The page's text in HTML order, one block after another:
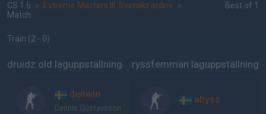
CS 1.6 » Extreme Masters III: Svenskt online »
Match
Best of 1
Train (2 - 0)
druidz.old laguppställning
denwin
Dennis Gustavsson
ryssfemman laguppställning
abyss